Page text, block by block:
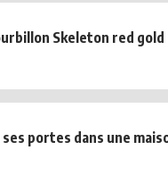
Skeleton red
portes dans une